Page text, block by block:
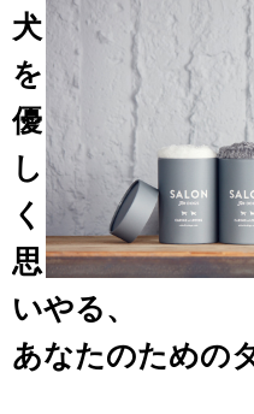
犬
を
優
し
く
思
いやる、
あなたのための